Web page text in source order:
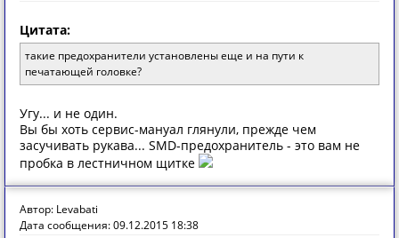
Цитата:
такие предохранители установлены еще и на пути к
печатающей головке?
Угу... и не один.
Вы бы хоть сервис-мануал глянули, прежде чем
засучивать рукава... SMD-предохранитель - это вам не
пробка в лестничном щитке
Автор: Levabati
Дата сообщения: 09.12.2015 18:38